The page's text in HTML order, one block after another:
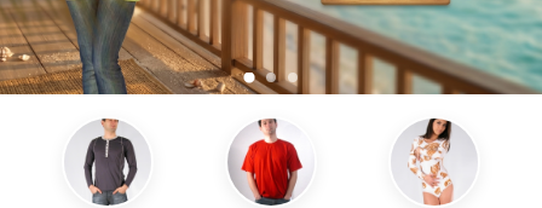
ДАМСКИ ДРЕХИ
ДЕТСКИ ДРЕХИ